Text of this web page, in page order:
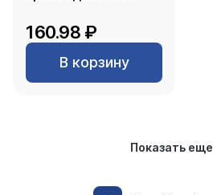
160.98 ₽
В корзину
Показать еще